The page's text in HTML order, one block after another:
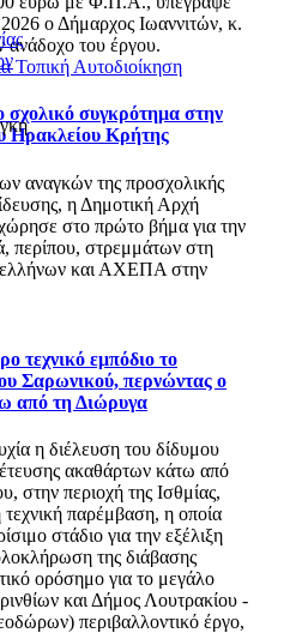
ο Δήμαρχος Ιωαννιτών, κ.
του έργου.
Τοπική Αυτοδιοίκηση
συγκρότημα στην
Ηρακλείου Κρήτης
αναγκών της προσχολικής
η Δημοτική Αρχή
στο πρώτο βήμα για την
περίπου, στρεμμάτων στη
και ΑΧΕΠΑ στην
τεχνικό εμπόδιο το
Σαρωνικού, περνώντας ο
από τη Διώρυγα
η διέλευση του δίδυμου
ακαθάρτων κάτω από
στην περιοχή της Ισθμίας,
τεχνική παρέμβαση, η οποία
στάδιο για την εξέλιξη
της διάβασης
ορόσημο για το μεγάλο
και Δήμος Λουτρακίου -
περιβαλλοντικό έργο,